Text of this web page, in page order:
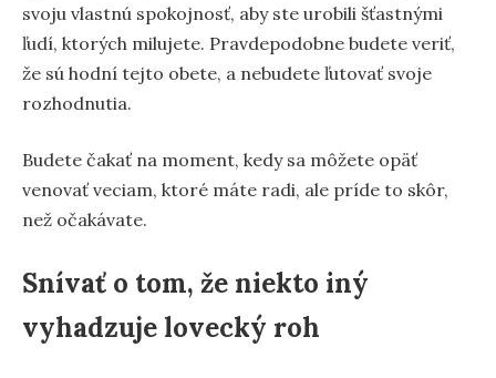
svoju vlastnú spokojnosť, aby ste urobili šťastnými
ľudí, ktorých milujete. Pravdepodobne budete veriť,
že sú hodní tejto obete, a nebudete ľutovať svoje
rozhodnutia.
Budete čakať na moment, kedy sa môžete opäť
venovať veciam, ktoré máte radi, ale príde to skôr,
než očakávate.
Snívať o tom, že niekto iný
vyhadzuje lovecký roh